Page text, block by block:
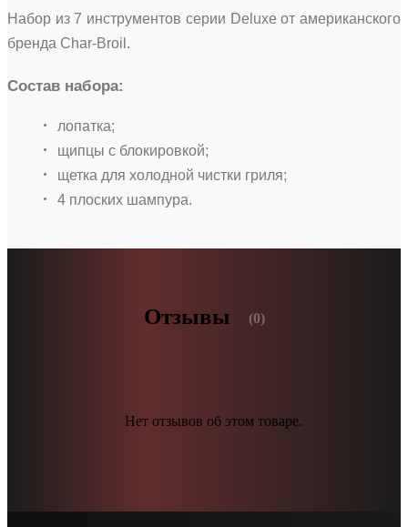
Набор из 7 инструментов серии Deluxe от американского
бренда Char-Broil.
Состав набора:
лопатка;
щипцы с блокировкой;
щетка для холодной чистки гриля;
4 плоских шампура.
Отзывы (0)
Нет отзывов об этом товаре.